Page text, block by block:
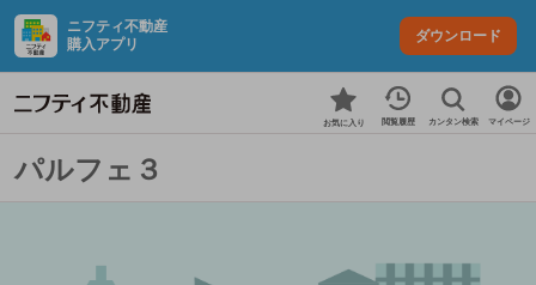
ニフティ不動産
購入アプリ
ダウンロード
お気に入り 閲覧履歴 カンタン検索 マイページ
パルフェ３